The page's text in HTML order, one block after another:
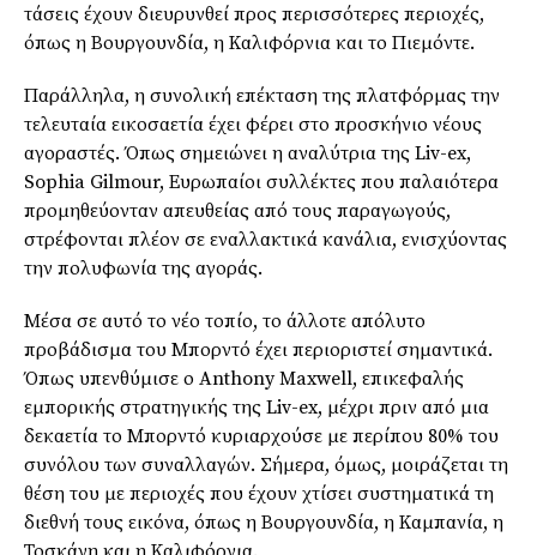
τάσεις έχουν διευρυνθεί προς περισσότερες περιοχές,
όπως η Βουργουνδία, η Καλιφόρνια και το Πιεμόντε.
Παράλληλα, η συνολική επέκταση της πλατφόρμας την
τελευταία εικοσαετία έχει φέρει στο προσκήνιο νέους
αγοραστές. Όπως σημειώνει η αναλύτρια της Liv-ex,
Sophia Gilmour, Ευρωπαίοι συλλέκτες που παλαιότερα
προμηθεύονταν απευθείας από τους παραγωγούς,
στρέφονται πλέον σε εναλλακτικά κανάλια, ενισχύοντας
την πολυφωνία της αγοράς.
Μέσα σε αυτό το νέο τοπίο, το άλλοτε απόλυτο
προβάδισμα του Μπορντό έχει περιοριστεί σημαντικά.
Όπως υπενθύμισε ο Anthony Maxwell, επικεφαλής
εμπορικής στρατηγικής της Liv-ex, μέχρι πριν από μια
δεκαετία το Μπορντό κυριαρχούσε με περίπου 80% του
συνόλου των συναλλαγών. Σήμερα, όμως, μοιράζεται τη
θέση του με περιοχές που έχουν χτίσει συστηματικά τη
διεθνή τους εικόνα, όπως η Βουργουνδία, η Καμπανία, η